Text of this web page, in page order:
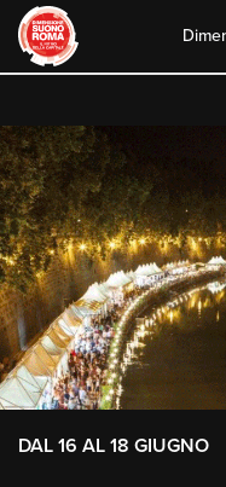
content
DAL 16 AL 18 GIUGNO